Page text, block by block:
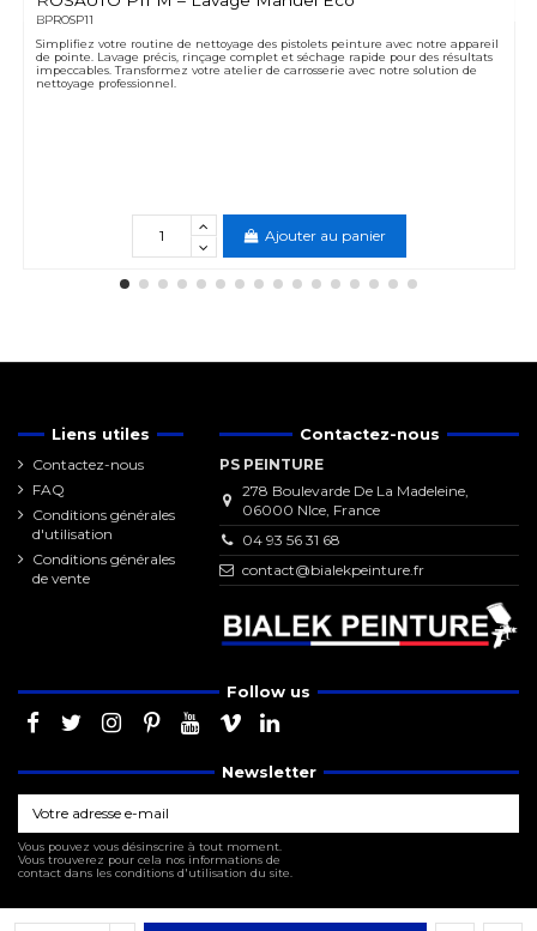
BPROSP11
Simplifiez votre routine de nettoyage des pistolets peinture avec notre appareil
de pointe. Lavage précis, rinçage complet et séchage rapide pour des résultats
impeccables. Transformez votre atelier de carrosserie avec notre solution de
nettoyage professionnel.
Ajouter au panier
Liens utiles
Contactez-nous
FAQ
Conditions générales
d'utilisation
Conditions générales
de vente
Contactez-nous
PS PEINTURE
278 Boulevarde De La Madeleine,
06000 NIce, France
04 93 56 31 68
contact@bialekpeinture.fr
Follow us
Newsletter
Vous pouvez vous désinscrire à tout moment.
Vous trouverez pour cela nos informations de
contact dans les conditions d'utilisation du site.